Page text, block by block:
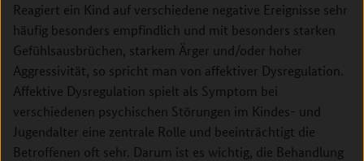
Reagiert ein Kind auf verschiedene negative Ereignisse sehr
häufig besonders empfindlich und mit besonders starken
Gefühlsausbrüchen, starkem Ärger und/oder hoher
Aggressivität, so spricht man von affektiver Dysregulation.
Affektive Dysregulation spielt als Symptom bei
verschiedenen psychischen Störungen im Kindes- und
Jugendalter eine zentrale Rolle und beeinträchtigt die
Betroffenen oft sehr. Darum ist es wichtig, die Behandlung